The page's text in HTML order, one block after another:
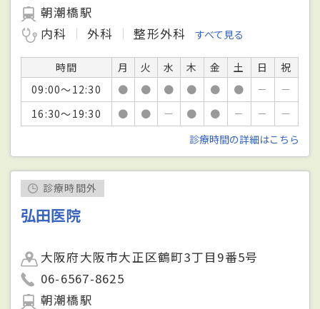
朝潮橋駅
内科
外科 整形外科 すべて見る
時間 月 火 水 木 金 土 日
祝
09:00～12:30
● ● ● ● ● ● －
－
16:30～19:30
● ● － ● ● － －
－
診療時間の詳細はこちら
診療時間外
弘田医院
大阪府大阪市大正区鶴町3丁目9番5号
06-6567-8625
朝潮橋駅